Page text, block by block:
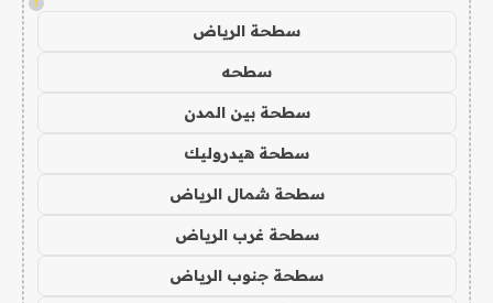
سطحة الرياض
سطحه
سطحة بين المدن
سطحة هيدروليك
سطحة شمال الرياض
سطحة غرب الرياض
سطحة جنوب الرياض